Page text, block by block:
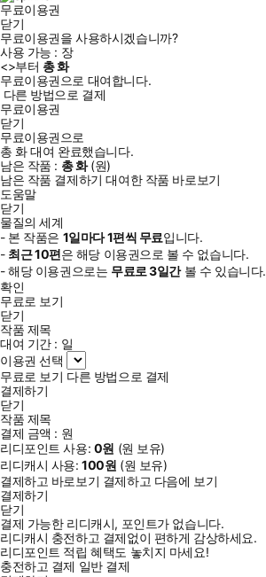
무료이용권
닫기
무료이용권을 사용하시겠습니까?
사용 가능 : 장
<>부터 총화
무료이용권으로 대여합니다.
다른 방법으로 결제
무료이용권
닫기
무료이용권으로
총 화대여 완료했습니다.
남은 작품 : 총화(원)
남은 작품 결제하기 대여한 작품 바로보기
도움말
닫기
물질의 세계
- 본 작품은 1일마다1편씩 무료입니다.
- 최근10편은 해당 이용권으로 볼 수 없습니다.
- 해당 이용권으로는 무료로3일간볼 수 있습니다.
확인
무료로 보기
닫기
작품 제목
대여 기간 : 일
이용권 선택
무료로 보기 다른 방법으로 결제
결제하기
닫기
작품 제목
결제 금액 : 원
리디포인트 사용: 0원 (원 보유)
리디캐시 사용:100원 (원 보유)
결제하고 바로보기 결제하고 다음에 보기
결제하기
닫기
결제 가능한 리디캐시, 포인트가 없습니다.
리디캐시 충전하고 결제없이 편하게 감상하세요.
리디포인트 적립 혜택도 놓치지 마세요!
충전하고 결제 일반 결제